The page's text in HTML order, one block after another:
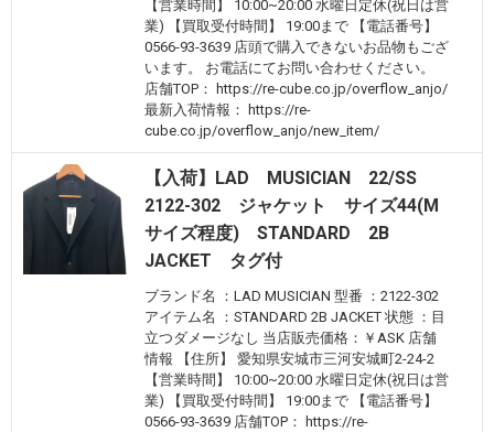
【営業時間】 10:00~20:00 水曜日定休(祝日は営
業) 【買取受付時間】 19:00まで 【電話番号】
0566-93-3639 店頭で購入できないお品物もござ
います。 お電話にてお問い合わせください。
店舗TOP： https://re-cube.co.jp/overflow_anjo/
最新入荷情報： https://re-
cube.co.jp/overflow_anjo/new_item/
【入荷】LAD MUSICIAN 22/SS
2122-302 ジャケット サイズ44(M
サイズ程度) STANDARD 2B
JACKET タグ付
ブランド名 ：LAD MUSICIAN 型番 ：2122-302
アイテム名 ：STANDARD 2B JACKET 状態 ：目
立つダメージなし 当店販売価格：￥ASK 店舗
情報 【住所】 愛知県安城市三河安城町2-24-2
【営業時間】 10:00~20:00 水曜日定休(祝日は営
業) 【買取受付時間】 19:00まで 【電話番号】
0566-93-3639 店舗TOP： https://re-